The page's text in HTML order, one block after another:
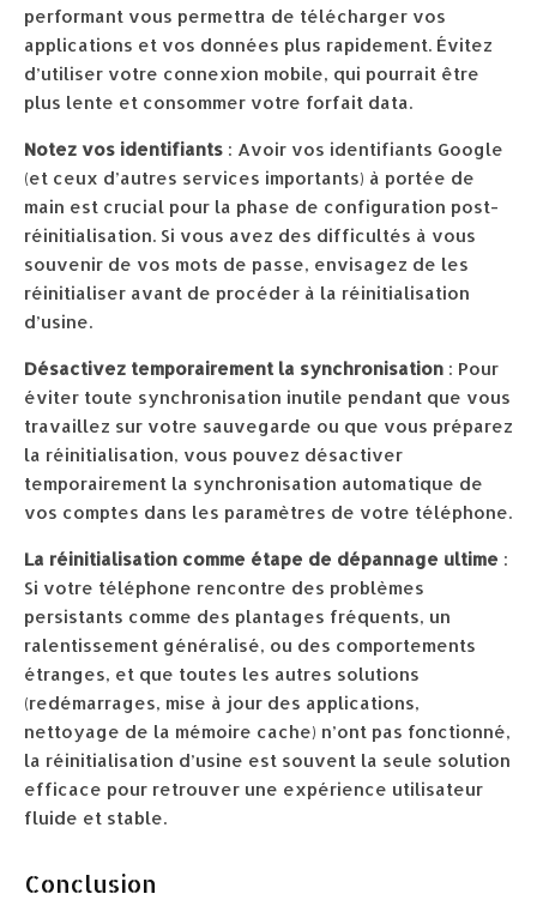
performant vous permettra de télécharger vos
applications et vos données plus rapidement. Évitez
d’utiliser votre connexion mobile, qui pourrait être
plus lente et consommer votre forfait data.
Notez vos identifiants : Avoir vos identifiants Google
(et ceux d’autres services importants) à portée de
main est crucial pour la phase de configuration post-
réinitialisation. Si vous avez des difficultés à vous
souvenir de vos mots de passe, envisagez de les
réinitialiser avant de procéder à la réinitialisation
d’usine.
Désactivez temporairement la synchronisation : Pour
éviter toute synchronisation inutile pendant que vous
travaillez sur votre sauvegarde ou que vous préparez
la réinitialisation, vous pouvez désactiver
temporairement la synchronisation automatique de
vos comptes dans les paramètres de votre téléphone.
La réinitialisation comme étape de dépannage ultime :
Si votre téléphone rencontre des problèmes
persistants comme des plantages fréquents, un
ralentissement généralisé, ou des comportements
étranges, et que toutes les autres solutions
(redémarrages, mise à jour des applications,
nettoyage de la mémoire cache) n’ont pas fonctionné,
la réinitialisation d’usine est souvent la seule solution
efficace pour retrouver une expérience utilisateur
fluide et stable.
Conclusion